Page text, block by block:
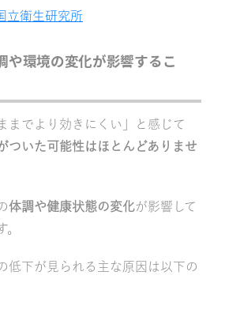
立衛生研究所
や環境の変化が影響するこ
までより効きにくい」と感じて
ついた可能性はほとんどありませ
体調や健康状態の変化が影響して
低下が見られる主な原因は以下の